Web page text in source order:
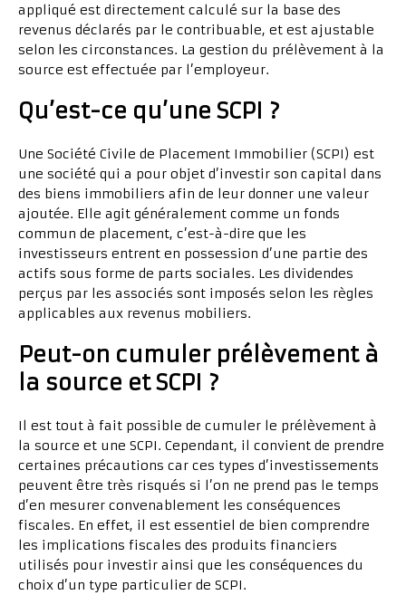
appliqué est directement calculé sur la base des
revenus déclarés par le contribuable, et est ajustable
selon les circonstances. La gestion du prélèvement à la
source est effectuée par l’employeur.
Qu’est-ce qu’une SCPI ?
Une Société Civile de Placement Immobilier (SCPI) est
une société qui a pour objet d’investir son capital dans
des biens immobiliers afin de leur donner une valeur
ajoutée. Elle agit généralement comme un fonds
commun de placement, c’est-à-dire que les
investisseurs entrent en possession d’une partie des
actifs sous forme de parts sociales. Les dividendes
perçus par les associés sont imposés selon les règles
applicables aux revenus mobiliers.
Peut-on cumuler prélèvement à
la source et SCPI ?
Il est tout à fait possible de cumuler le prélèvement à
la source et une SCPI. Cependant, il convient de prendre
certaines précautions car ces types d’investissements
peuvent être très risqués si l’on ne prend pas le temps
d’en mesurer convenablement les conséquences
fiscales. En effet, il est essentiel de bien comprendre
les implications fiscales des produits financiers
utilisés pour investir ainsi que les conséquences du
choix d’un type particulier de SCPI.